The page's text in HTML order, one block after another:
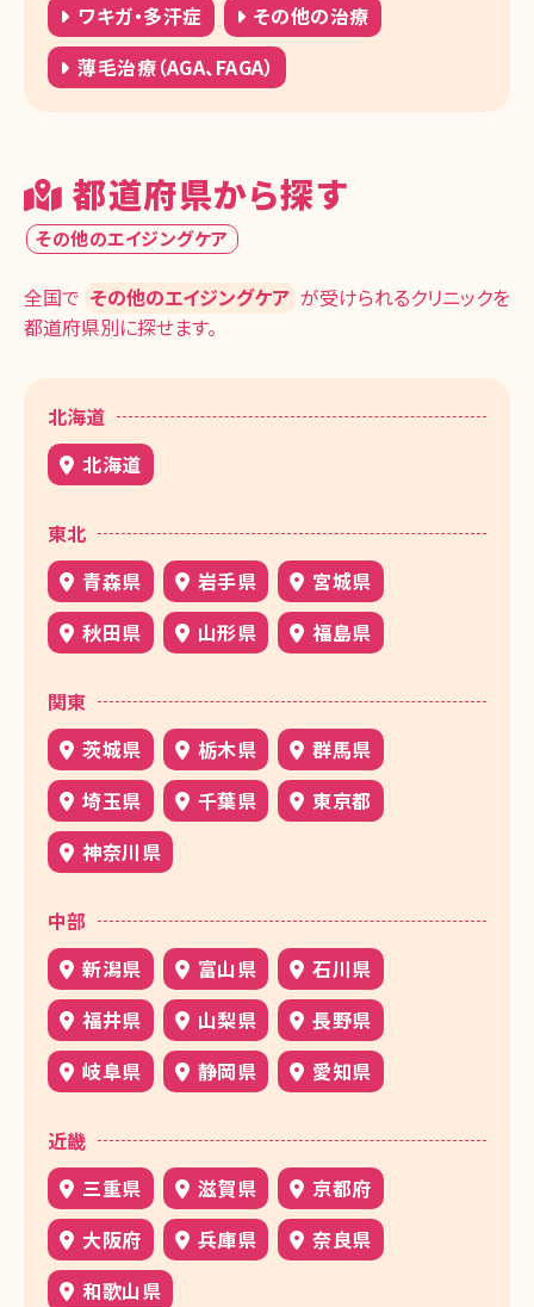
ワキガ・多汗症
その他の治療
薄毛治療（AGA、FAGA）
都道府県から探す
その他のエイジングケア
全国で その他のエイジングケア が受けられるクリニックを
都道府県別に探せます。
北海道
北海道
東北
青森県
岩手県
宮城県
秋田県
山形県 福島県
関東
茨城県
栃木県
群馬県
埼玉県
千葉県
東京都
神奈川県
中部
新潟県
富山県
石川県
福井県
山梨県
長野県
岐阜県
静岡県 愛知県
近畿
三重県
滋賀県
京都府
大阪府
兵庫県
奈良県
和歌山県